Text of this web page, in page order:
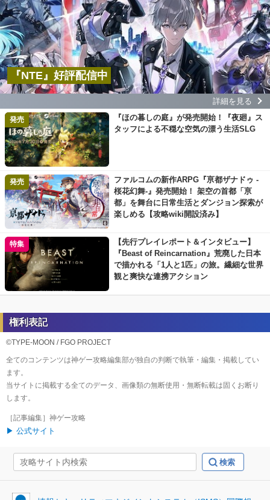
『NTE』好評配信中
詳細を見る
発売
『ほの暮しの庭』が発売開始！『夜廻』ス
タッフによる不穏な空気の漂う生活SLG
発売
ファルコムの新作ARPG『亰都ザナドゥ -
桜花幻舞-』発売開始！ 架空の首都「亰
都」を舞台に日常生活とダンジョン探索が
楽しめる【攻略wiki開設済み】
特集
【先行プレイレポート＆インタビュー】
『Beast of Reincarnation』荒廃した日本
で描かれる「1人と1匹」の旅。繊細な世界
観と爽快な連携アクション
権利表記
©TYPE-MOON / FGO PROJECT
全てのコンテンツは神ゲー攻略編集部が独自の判断で執筆・編集・掲載してい
ます。
当サイトに掲載する全てのデータ、画像類の無断使用・無断転載は固くお断り
します。
［記事編集］神ゲー攻略
▶ 公式サイト